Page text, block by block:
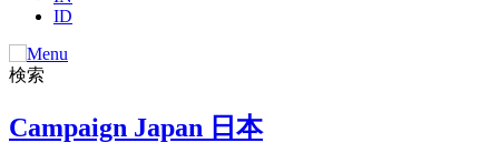
ID
検索
Campaign Japan 日本